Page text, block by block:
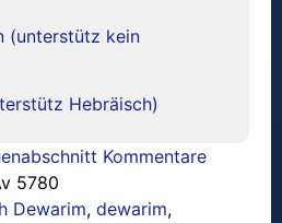
(unterstütz kein
Hebräisch)
Kommentare
5780
Dewarim, dewarim,